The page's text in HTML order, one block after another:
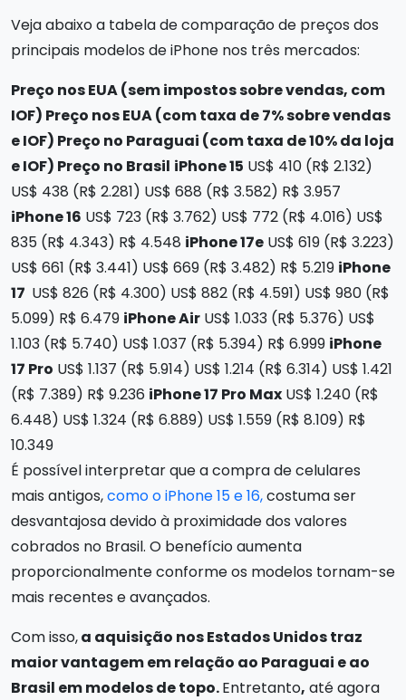
Veja abaixo a tabela de comparação de preços dos
principais modelos de iPhone nos três mercados:
Preço nos EUA (sem impostos sobre vendas, com
IOF) Preço nos EUA (com taxa de 7% sobre vendas
e IOF) Preço no Paraguai (com taxa de 10% da loja
e IOF) Preço no Brasil iPhone 15 US$ 410 (R$ 2.132)
US$ 438 (R$ 2.281) US$ 688 (R$ 3.582) R$ 3.957
iPhone 16 US$ 723 (R$ 3.762) US$ 772 (R$ 4.016) US$
835 (R$ 4.343) R$ 4.548 iPhone 17e US$ 619 (R$ 3.223)
US$ 661 (R$ 3.441) US$ 669 (R$ 3.482) R$ 5.219 iPhone
17 US$ 826 (R$ 4.300) US$ 882 (R$ 4.591) US$ 980 (R$
5.099) R$ 6.479 iPhone Air US$ 1.033 (R$ 5.376) US$
1.103 (R$ 5.740) US$ 1.037 (R$ 5.394) R$ 6.999 iPhone
17 Pro US$ 1.137 (R$ 5.914) US$ 1.214 (R$ 6.314) US$ 1.421
(R$ 7.389) R$ 9.236 iPhone 17 Pro Max US$ 1.240 (R$
6.448) US$ 1.324 (R$ 6.889) US$ 1.559 (R$ 8.109) R$
10.349
É possível interpretar que a compra de celulares
mais antigos,como o iPhone 15 e 16,costuma ser
desvantajosa devido à proximidade dos valores
cobrados no Brasil. O benefício aumenta
proporcionalmente conforme os modelos tornam-se
mais recentes e avançados.
Com isso,a aquisição nos Estados Unidos traz
maior vantagem em relação ao Paraguai e ao
Brasil em modelos de topo.Entretanto, até agora